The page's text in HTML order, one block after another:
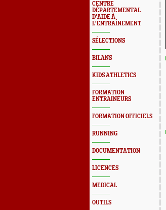
CENTRE
DÉPARTEMENTAL
D'AIDE À
L'ENTRAÎNEMENT
SÉLECTIONS
BILANS
KIDS ATHLETICS
FORMATION
ENTRAINEURS
FORMATION OFFICIELS
RUNNING
DOCUMENTATION
LICENCES
MEDICAL
OUTILS